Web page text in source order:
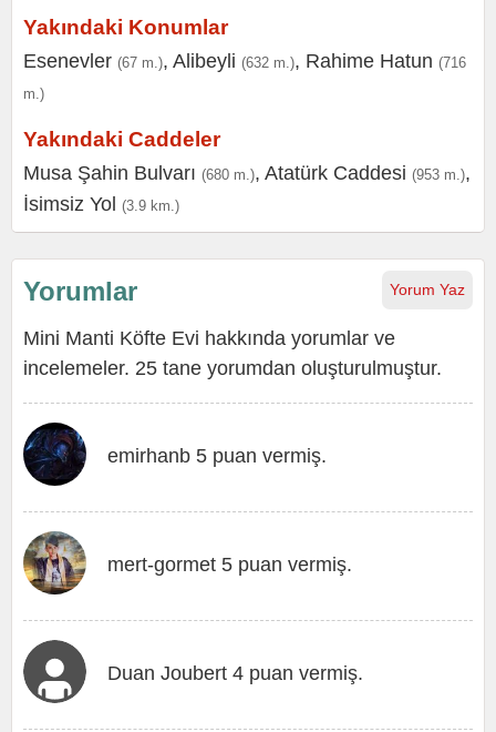
Yakındaki Konumlar
Esenevler (67 m.), Alibeyli (632 m.), Rahime Hatun (716
m.)
Yakındaki Caddeler
Musa Şahin Bulvarı (680 m.), Atatürk Caddesi (953 m.),
İsimsiz Yol (3.9 km.)
Yorum Yaz
Yorumlar
Mini Manti Köfte Evi hakkında yorumlar ve
incelemeler. 25 tane yorumdan oluşturulmuştur.
emirhanb 5 puan vermiş.
mert-gormet 5 puan vermiş.
Duan Joubert 4 puan vermiş.